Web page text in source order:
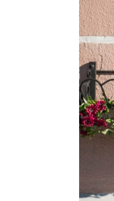
УКРАЇНСЬКА ПРОБЛЕМА КРИМУ